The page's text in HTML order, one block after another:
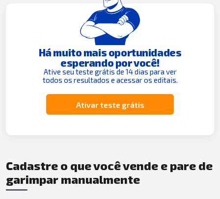
Há muito mais oportunidades
esperando por você!
Ative seu teste grátis de 14 dias para ver
todos os resultados e acessar os editais.
Ativar teste grátis
Cadastre o que você vende e pare de
garimpar manualmente